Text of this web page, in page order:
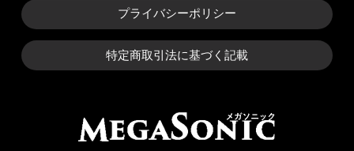
プライバシーポリシー
特定商取引法に基づく記載